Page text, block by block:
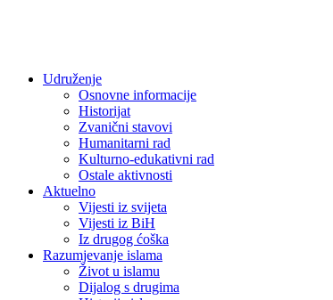
Udruženje
Osnovne informacije
Historijat
Zvanični stavovi
Humanitarni rad
Kulturno-edukativni rad
Ostale aktivnosti
Aktuelno
Vijesti iz svijeta
Vijesti iz BiH
Iz drugog ćoška
Razumjevanje islama
Život u islamu
Dijalog s drugima